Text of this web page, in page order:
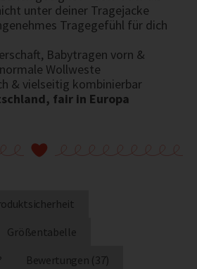
unter deiner Tragejacke
Tragegefühl für dich
Babytragen vorn &
Wollweste
& vielseitig kombinierbar
fair in Europa
Größentabelle
Bewertungen (37)